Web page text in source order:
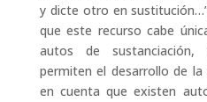
y dicte otro en
que este recurso cabe
autos de
permiten el desarrollo de
en cuenta que existen